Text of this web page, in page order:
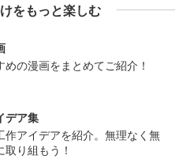
をもっと楽しむ
の漫画をまとめてご紹介！
デア集
作アイデアを紹介。無理なく無
り組もう！